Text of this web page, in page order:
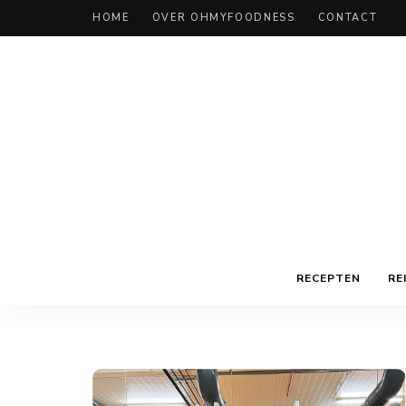
HOME OVER OHMYFOODNESS CONTACT
RECEPTEN